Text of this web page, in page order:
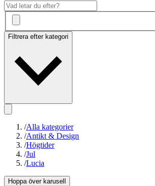
Filtrera efter kategori
/Alla kategorier
/Antikt & Design
/Högtider
/Jul
/Lucia
Hoppa över karusell